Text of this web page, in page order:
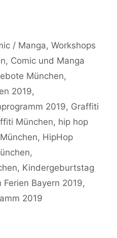
/ Manga,Workshops
, Comic und Manga
München,
2019,
2019, Graffiti
München, hip hop
, HipHop
,
, Kindergeburtstag
Ferien Bayern 2019,
2019